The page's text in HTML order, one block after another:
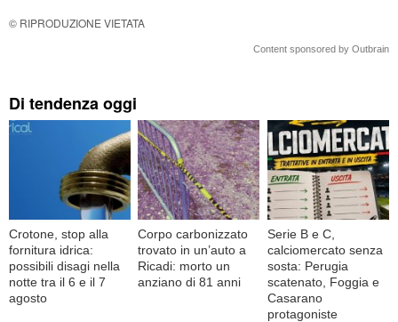
© RIPRODUZIONE VIETATA
Content sponsored by Outbrain
Di tendenza oggi
Crotone, stop alla
fornitura idrica:
possibili disagi nella
notte tra il 6 e il 7
agosto
Corpo carbonizzato
trovato in un’auto a
Ricadi: morto un
anziano di 81 anni
Serie B e C,
calciomercato senza
sosta: Perugia
scatenato, Foggia e
Casarano
protagoniste